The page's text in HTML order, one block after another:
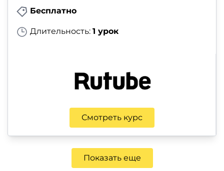
Бесплатно
Длительность: 1 урок
Смотреть курс
Показать еще